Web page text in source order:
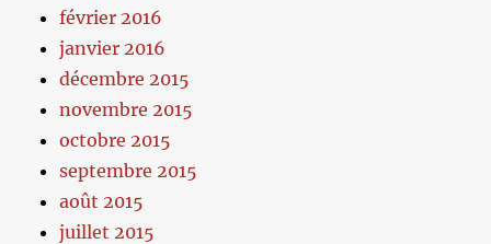
février 2016
janvier 2016
décembre 2015
novembre 2015
octobre 2015
septembre 2015
août 2015
juillet 2015